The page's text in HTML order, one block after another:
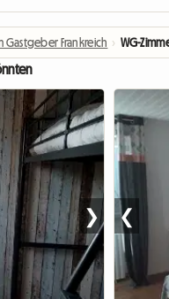
Gastgeber Frankreich › WG-
❯ ❮